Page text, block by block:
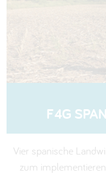
РУССКИЙ
ESPAÑOL
F4G
Vier spanische
zum